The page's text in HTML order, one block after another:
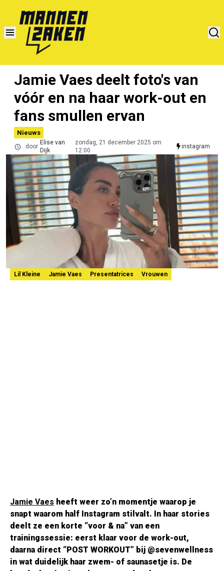
Jamie Vaes deelt foto's van
vóór en na haar work-out en
fans smullen ervan
Nieuws
door
Elise van
Dijk
zondag, 21 december 2025 om
12:00
instagram
Lil Kleine Jamie Vaes Presentatrices Vrouwen
Jamie Vaes heeft weer zo’n momentje waarop je
snapt waarom half Instagram stilvalt. In haar stories
deelt ze een korte “voor & na” van een
trainingssessie: eerst klaar voor de work-out,
daarna direct “POST WORKOUT” bij @sevenwellness
in wat duidelijk haar zwem- of saunasetje is. De